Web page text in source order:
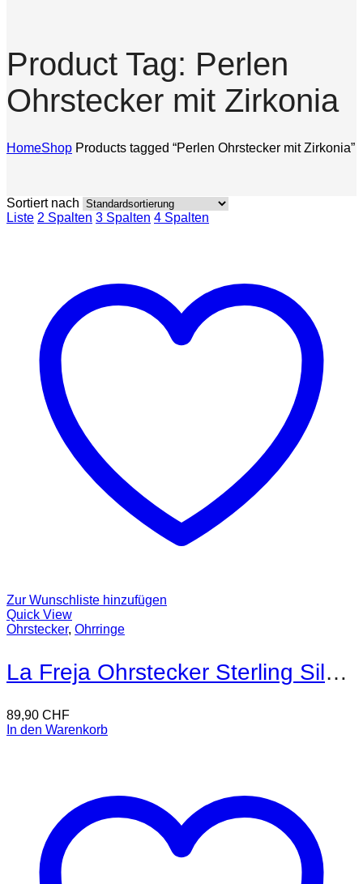
Product Tag: Perlen
Ohrstecker mit Zirkonia
HomeShop Products tagged “Perlen Ohrstecker mit Zirkonia”
Sortiert nach
Liste 2 Spalten 3 Spalten 4 Spalten
Zur Wunschliste hinzufügen
Quick View
Ohrstecker, Ohrringe
La Freja Ohrstecker Sterling Silber
89,90 CHF
In den Warenkorb